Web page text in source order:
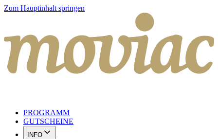
Zum Hauptinhalt springen
PROGRAMM
GUTSCHEINE
INFO